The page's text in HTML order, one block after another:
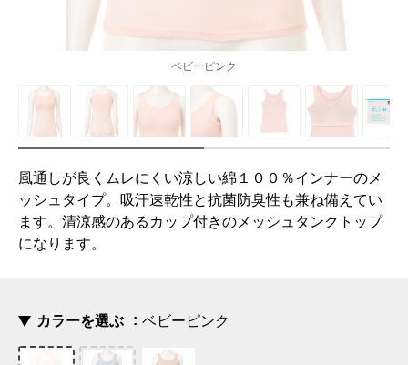
ベビーピンク
風通しが良くムレにくい涼しい綿１００％インナーのメ
ッシュタイプ。吸汗速乾性と抗菌防臭性も兼ね備えてい
ます。清涼感のあるカップ付きのメッシュタンクトップ
になります。
カラーを選ぶ ベビーピンク